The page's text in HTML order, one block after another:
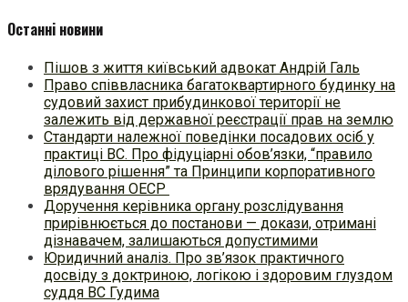
Останні новини
Пішов з життя київський адвокат Андрій Галь
Право співвласника багатоквартирного будинку на
судовий захист прибудинкової території не
залежить від державної реєстрації прав на землю
Стандарти належної поведінки посадових осіб у
практиці ВC. Про фідуціарні обов’язки, “правило
ділового рішення” та Принципи корпоративного
врядування ОЕСР
Доручення керівника органу розслідування
прирівнюється до постанови — докази, отримані
дізнавачем, залишаються допустимими
Юридичний аналіз. Про зв’язок практичного
досвіду з доктриною, логікою і здоровим глуздом
суддя ВС Гудима